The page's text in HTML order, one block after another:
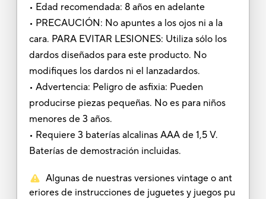
• Edad recomendada: 8 años en adelante
• PRECAUCIÓN: No apuntes a los ojos ni a la
cara. PARA EVITAR LESIONES: Utiliza sólo los
dardos diseñados para este producto. No
modifiques los dardos ni el lanzadardos.
• Advertencia: Peligro de asfixia: Pueden
producirse piezas pequeñas. No es para niños
menores de 3 años.
• Requiere 3 baterías alcalinas AAA de 1,5 V.
Baterías de demostración incluidas.
Algunas de nuestras versiones vintage o ant
eriores de instrucciones de juguetes y juegos pu